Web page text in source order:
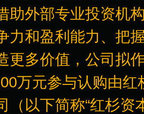
助外部专业投资机
力和盈利能力、把
更多价值，公司拟
万元参与认购由
（以下简称“红杉资